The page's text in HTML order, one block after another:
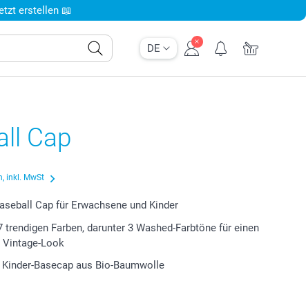
DE
erstellen 📖
Cap
inkl. MwSt
Cap für Erwachsene und Kinder
trendigen Farben, darunter 3 Washed-Farbtöne für einen
Vintage-Look
Basecap aus Bio-Baumwolle